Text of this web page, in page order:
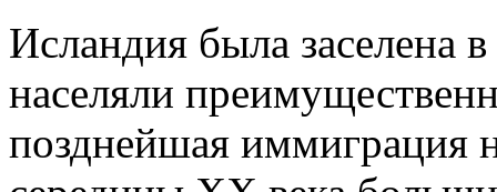
Исландия была заселена
населяли
позднейшая иммиграция